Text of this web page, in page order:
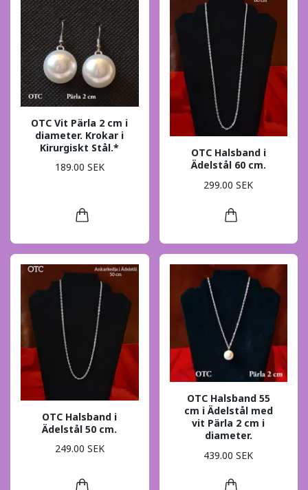
OTC Vit Pärla 2 cm i
diameter. Krokar i
Kirurgiskt Stål.*
189.00 SEK
OTC Halsband i
Ädelstål 60 cm.
299.00 SEK
OTC Halsband i
Ädelstål 50 cm.
249.00 SEK
OTC Halsband 55
cm i Ädelstål med
vit Pärla 2 cm i
diameter.
439.00 SEK